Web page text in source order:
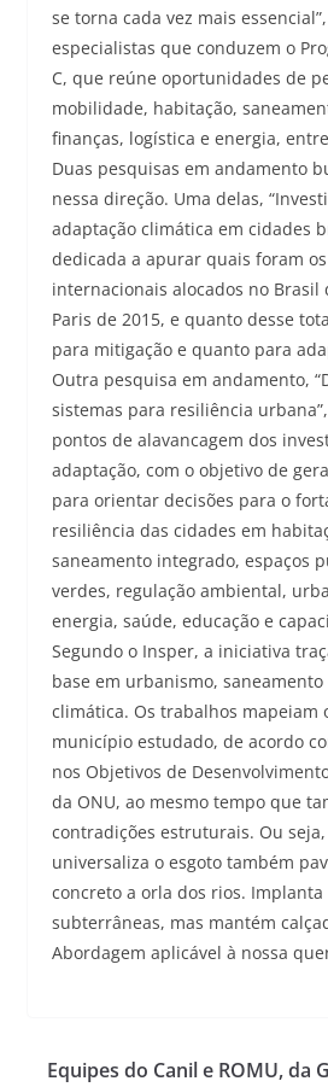
se torna cada vez mais
especialistas que conduzem o
C, que reúne oportunidades de
mobilidade, habitação,
finanças, logística e energia,
Duas pesquisas em andamento
nessa direção. Uma delas,
adaptação climática em cidades
dedicada a apurar quais foram
internacionais alocados no Brasil
Paris de 2015, e quanto desse
para mitigação e quanto para
Outra pesquisa em andamento,
sistemas para resiliência
pontos de alavancagem dos
adaptação, com o objetivo de
para orientar decisões para o
resiliência das cidades em
saneamento integrado, espaços
verdes, regulação ambiental,
energia, saúde, educação e
Segundo o Insper, a iniciativa
base em urbanismo, saneamento
climática. Os trabalhos mapeiam
município estudado, de acordo
nos Objetivos de
da ONU, ao mesmo tempo que
contradições estruturais. Ou
universaliza o esgoto também
concreto a orla dos rios. Implanta
subterrâneas, mas mantém
Abordagem aplicável à nossa
Equipes do Canil e ROMU, da